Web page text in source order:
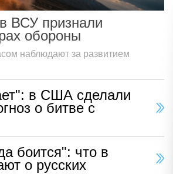
ВСУ признали
обороны
наблюдают за развитием
в США сделали
о битве с
боится": что в
о русских